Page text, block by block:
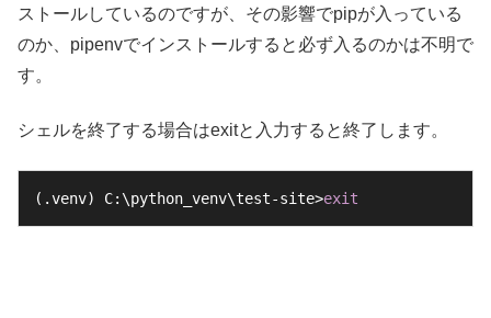
ストールしているのですが、その影響でpipが入っている
のか、pipenvでインストールすると必ず入るのかは不明で
す。
シェルを終了する場合はexitと入力すると終了します。
(.venv) C:\python_venv\test-site>exit